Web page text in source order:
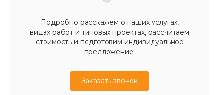
Подробно расскажем о наших услугах,
видах работ и типовых проектах, рассчитаем
стоимость и подготовим индивидуальное
предложение!
Заказать звонок